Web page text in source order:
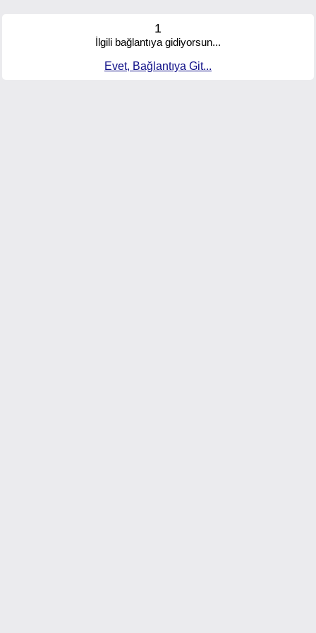
1
İlgili bağlantıya gidiyorsun...
Evet, Bağlantıya Git...